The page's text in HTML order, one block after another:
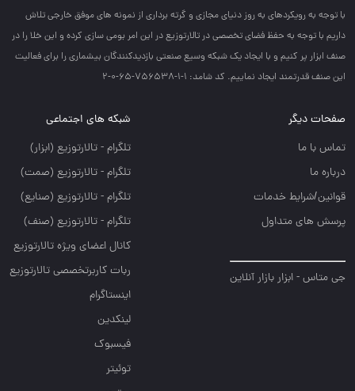
با توجه به رويكردهاي به روز دنياي مجازي و گرته برداري از نمونه هاي موفق خارجي تلاش
داريم با توجه به حفظ فضاي تخصصي در تالارتوزيع در اين امر بومي سازي كرده و اين خلا را در
صنف ابزار پر كنيم و با ايجاد يك شبكه وسيع صنعتي بازديدكنندگان بيشماري را براي فعاليت
اين صنف قدرتمند ايجاد نماييم. کد شامد: 1-1-756538-65-0-2
صفحات دیگر
تماس با ما
درباره ما
قوانین/شرایط خدمات
پرسش های متداول
جی متاس - ابزار بازار آنلاین
شبکه های اجتماعی
تلگرام - تالارتوزيع (ابزار)
تلگرام - تالارتوزيع (صمت)
تلگرام - تالارتوزيع (صنايع)
تلگرام - تالارتوزیع (صنف)
کانال اعضای ویژه تالارتوزیع
ربات کاربرتخصصی تالارتوزیع
اینستاگرام
لینکدین
فیسبوک
توئیتر